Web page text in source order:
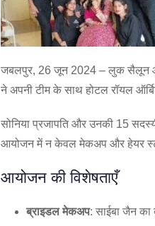
जबलपुर, 26 जून 2024 – लुक सैलून और
ने अपनी टीम के साथ होटल रॉयल
सोनिया प्रजापति और उनकी 15
आयोजन में न केवल मेकअप और हेयर
आयोजन की विशेषताएँ
ब्राइडल मेकअप: साईबा जैन